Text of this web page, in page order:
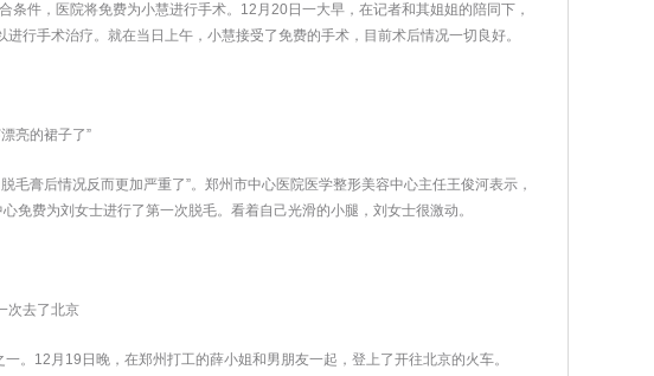
件，医院将免费为小慧进行手术。12月20日一大早，在记者和其姐姐的陪同下，
行手术治疗。就在当日上午，小慧接受了免费的手术，目前术后情况一切良好。
亮的裙子了”
膏后情况反而更加严重了”。郑州市中心医院医学整形美容中心主任王俊河表示，
费为刘女士进行了第一次脱毛。看着自己光滑的小腿，刘女士很激动。
去了北京
12月19日晚，在郑州打工的薛小姐和男朋友一起，登上了开往北京的火车。